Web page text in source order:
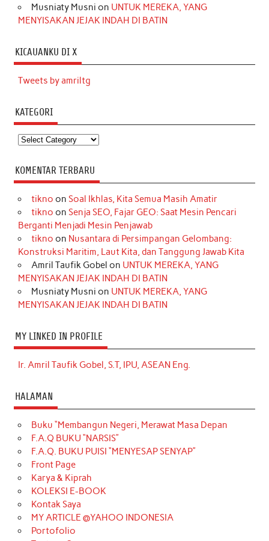
Musniaty Musni on UNTUK MEREKA, YANG
MENYISAKAN JEJAK INDAH DI BATIN
KICAUANKU DI X
Tweets by amriltg
KATEGORI
Kategori
KOMENTAR TERBARU
tikno on Soal Ikhlas, Kita Semua Masih Amatir
tikno on Senja SEO, Fajar GEO: Saat Mesin Pencari
Berganti Menjadi Mesin Penjawab
tikno on Nusantara di Persimpangan Gelombang:
Konstruksi Maritim, Laut Kita, dan Tanggung Jawab Kita
Amril Taufik Gobel on UNTUK MEREKA, YANG
MENYISAKAN JEJAK INDAH DI BATIN
Musniaty Musni on UNTUK MEREKA, YANG
MENYISAKAN JEJAK INDAH DI BATIN
MY LINKED IN PROFILE
Ir. Amril Taufik Gobel, S.T, IPU, ASEAN Eng.
HALAMAN
Buku “Membangun Negeri, Merawat Masa Depan
F.A.Q BUKU “NARSIS”
F.A.Q. BUKU PUISI “MENYESAP SENYAP”
Front Page
Karya & Kiprah
KOLEKSI E-BOOK
Kontak Saya
MY ARTICLE @YAHOO INDONESIA
Portofolio